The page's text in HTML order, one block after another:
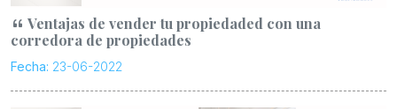
Ventajas de vender tu propiedaded con una
corredora de propiedades
Fecha: 23-06-2022